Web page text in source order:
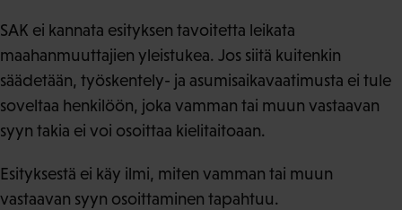
SAK ei kannata esityksen tavoitetta leikata
maahanmuuttajien yleistukea. Jos siitä kuitenkin
säädetään, työskentely- ja asumisaikavaatimusta ei tule
soveltaa henkilöön, joka vamman tai muun vastaavan
syyn takia ei voi osoittaa kielitaitoaan.
Esityksestä ei käy ilmi, miten vamman tai muun
vastaavan syyn osoittaminen tapahtuu.